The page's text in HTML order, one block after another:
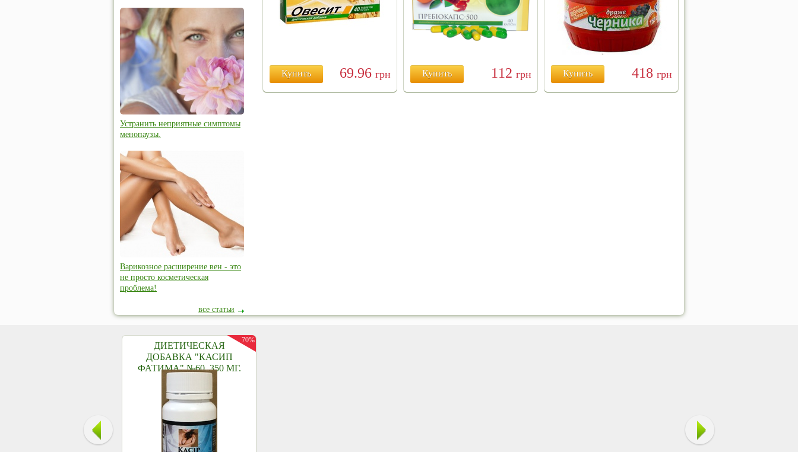
Купить 69.96 грн Купить 112 грн Купить 418 грн
Устранить неприятные симптомы
менопаузы.
Варикозное расширение вен - это
не просто косметическая
проблема!
все статьи
ДИЕТИЧЕСКАЯ
ДОБАВКА "КАСИП
ФАТИМА" №60, 350 МГ.
70%